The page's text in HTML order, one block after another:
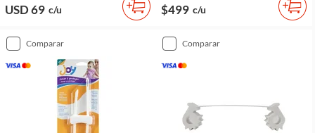
USD 69 c/u $499 c/u
comparar comparar